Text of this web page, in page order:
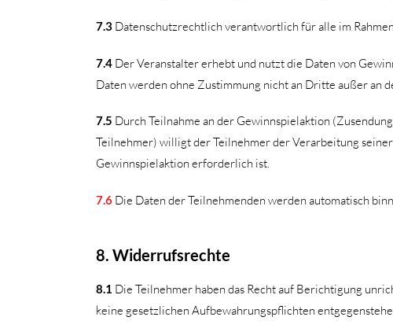
7.3 Datenschutzrechtlich verantwortlich für alle im
7.4 Der Veranstalter erhebt und nutzt die Daten von
Daten werden ohne Zustimmung nicht an Dritte außer an
7.5 Durch Teilnahme an der Gewinnspielaktion
Teilnehmer) willigt der Teilnehmer der Verarbeitung
Gewinnspielaktion erforderlich ist.
7.6 Die Daten der Teilnehmenden werden automatisch
8. Widerrufsrechte
8.1 Die Teilnehmer haben das Recht auf Berichtigung
keine gesetzlichen Aufbewahrungspflichten